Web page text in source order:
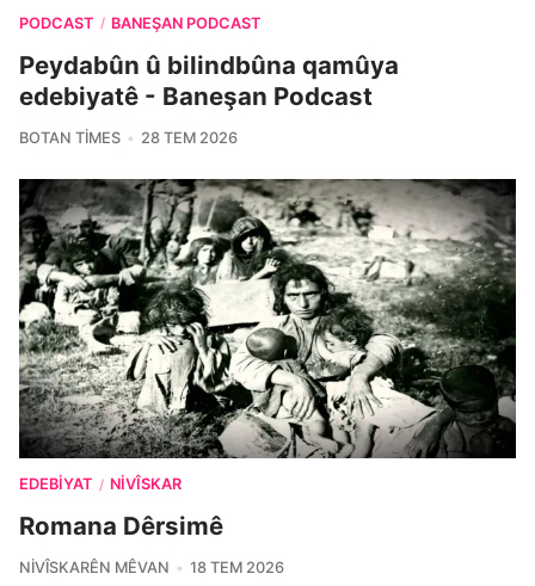
PODCAST / BANEŞAN PODCAST
Peydabûn û bilindbûna qamûya
edebiyatê - Baneşan Podcast
BOTAN TIMES 28 TEM 2026
EDEBIYAT / NIVÎSKAR
Romana Dêrsimê
NIVÎSKARÊN MÊVAN 18 TEM 2026